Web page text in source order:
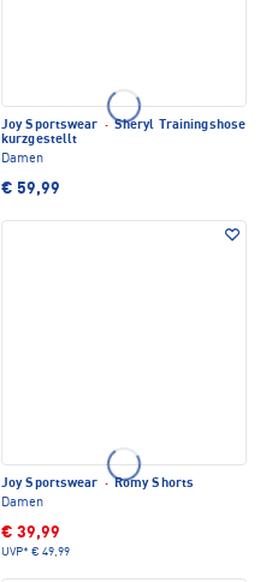
Joy Sportswear · Sheryl Trainingshose
kurzgestellt
Damen
€ 59,99
Joy Sportswear · Romy Shorts
Damen
€ 39,99
UVP* € 49,99